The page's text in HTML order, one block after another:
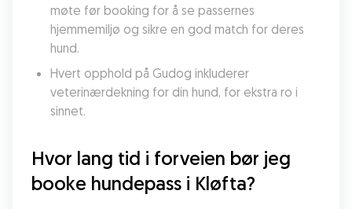
møte før booking for å se passernes
hjemmemiljø og sikre en god match for deres
hund.
Hvert opphold på Gudog inkluderer
veterinærdekning for din hund, for ekstra ro i
sinnet.
Hvor lang tid i forveien bør jeg
booke hundepass i Kløfta?